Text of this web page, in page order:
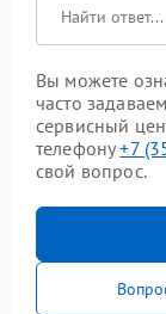
Вы можете
часто
сервисный
телефону+7
свой вопрос.